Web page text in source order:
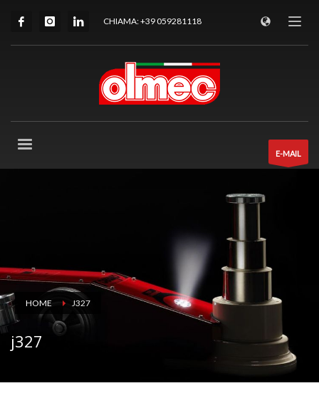
CHIAMA: +39 059281118
E-MAIL
HOME J327
j327